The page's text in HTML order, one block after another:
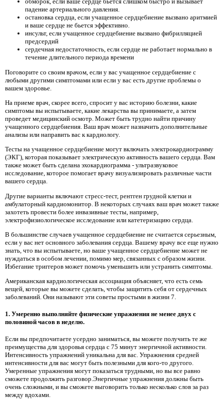
падение артериального давления.
остановка сердца, если учащенное сердцебиение вызвано аритмией
и ваше сердце не бьется эффективно.
инсульт, если учащенное сердцебиение вызвано фибрилляцией
предсердий
сердечная недостаточность, если сердце не работает нормально в
течение длительного периода времени
Поговорите со своим врачом, если у вас учащенное сердцебиение с
любыми другими симптомами или если у вас есть другие проблемы о
вашем здоровье.
На приеме врач, скорее всего, спросит у вас историю болезни, какие
симптомы вы испытываете, какие лекарства вы принимаете, а затем
проведет медицинский осмотр. Может быть трудно найти причину
учащенного сердцебиения. Ваш врач может назначить дополнительные
анализы или направить вас к кардиологу.
Тесты на учащенное сердцебиение могут включать электрокардиограмму
(ЭКГ), которая показывает электрическую активность вашего сердца. Вам
также может быть сделана эхокардиограмма - ультразвуковое
исследование, которое помогает врачу визуализировать различные части
вашего сердца.
Другие варианты включают стресс-тест, рентген грудной клетки и
амбулаторный кардиомонитор. В некоторых случаях ваш врач может также
захотеть провести более инвазивные тесты, например,
электрофизиологическое исследование или катетеризацию сердца.
В большинстве случаев учащенное сердцебиение не считается серьезным,
если у вас нет основного заболевания сердца. Вашему врачу все еще нужно
знать, что вы испытываете, но ваше учащенное сердцебиение может не
нуждаться в особом лечении, помимо мер, связанных с образом жизни.
Избегание триггеров может помочь уменьшить или устранить симптомы.
Американская кардиологическая ассоциация объясняет, что есть семь
вещей, которые вы можете сделать, чтобы защитить себя от сердечных
заболеваний. Они называют эти советы простыми в жизни 7.
1. Умеренно выполняйте физические упражнения не менее двух с
половиной часов в неделю.
Если вы предпочитаете усердно заниматься, вы можете получить те же
преимущества для здоровья сердца с 75 минут энергичной активности.
Интенсивность упражнений уникальна для вас. Упражнения средней
интенсивности для вас могут быть полезными для кого-то другого.
Умеренные упражнения могут показаться трудными, но вы все равно
сможете продолжить разговор.Энергичные упражнения должны быть
очень сложными, и вы сможете выговорить только несколько слов за раз
между вдохами.